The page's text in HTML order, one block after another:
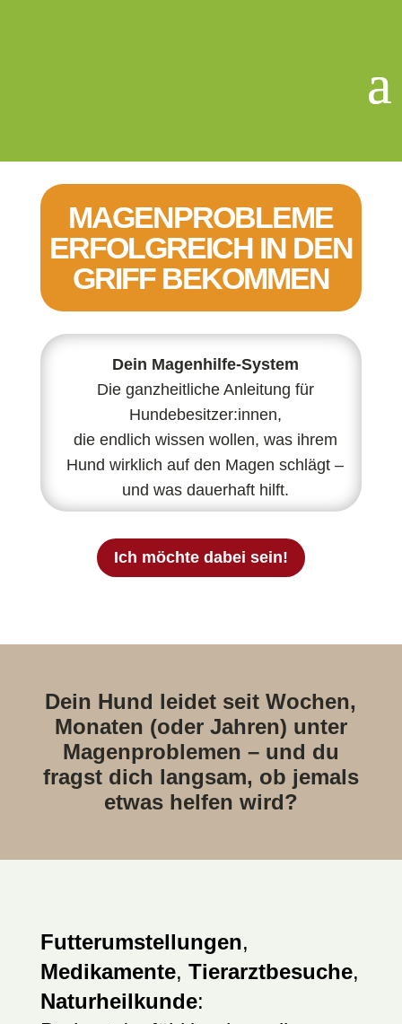
MAGENPROBLEME
ERFOLGREICH IN DEN
GRIFF BEKOMMEN
Dein Magenhilfe-System
Die ganzheitliche Anleitung für
Hundebesitzer:innen,
die endlich wissen wollen, was ihrem
Hund wirklich auf den Magen schlägt –
und was dauerhaft hilft.
Ich möchte dabei sein!
Dein Hund leidet seit Wochen,
Monaten (oder Jahren) unter
Magenproblemen – und du
fragst dich langsam, ob jemals
etwas helfen wird?
Futterumstellungen,
Medikamente, Tierarztbesuche,
Naturheilkunde: